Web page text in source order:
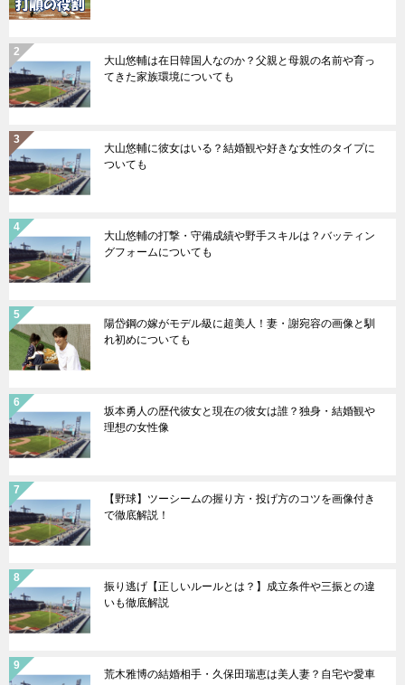
大山悠輔は在日韓国人なのか？父親と母親の名前や育っ
てきた家族環境についても
大山悠輔に彼女はいる？結婚観や好きな女性のタイプに
ついても
大山悠輔の打撃・守備成績や野手スキルは？バッティン
グフォームについても
陽岱鋼の嫁がモデル級に超美人！妻・謝宛容の画像と馴
れ初めについても
坂本勇人の歴代彼女と現在の彼女は誰？独身・結婚観や
理想の女性像
【野球】ツーシームの握り方・投げ方のコツを画像付き
で徹底解説！
振り逃げ【正しいルールとは？】成立条件や三振との違
いも徹底解説
荒木雅博の結婚相手・久保田瑞恵は美人妻？自宅や愛車